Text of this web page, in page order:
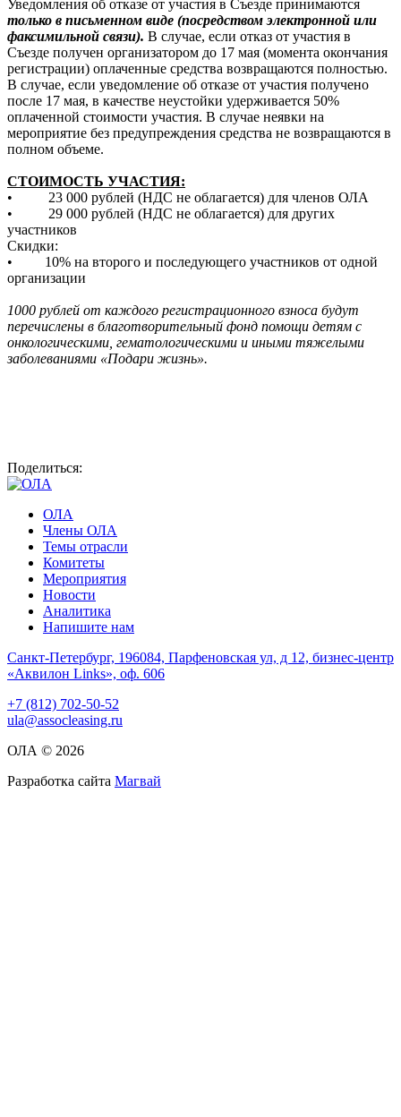
Уведомления об отказе от участия в Съезде принимаются
только в письменном виде (посредством электронной или
факсимильной связи). В случае, если отказ от участия в
Съезде получен организатором до 17 мая (момента окончания
регистрации) оплаченные средства возвращаются полностью.
В случае, если уведомление об отказе от участия получено
после 17 мая, в качестве неустойки удерживается 50%
оплаченной стоимости участия. В случае неявки на
мероприятие без предупреждения средства не возвращаются в
полном объеме.
СТОИМОСТЬ УЧАСТИЯ:
•
23 000 рублей (НДС не облагается) для членов ОЛА
•
29 000 рублей (НДС не облагается) для других
участников
Скидки:
•
10% на второго и последующего участников от одной
организации
1000 рублей от каждого регистрационного взноса будут
перечислены в благотворительный фонд помощи детям с
онкологическими, гематологическими и иными тяжелыми
заболеваниями «Подари жизнь».
Поделиться:
ОЛА
Члены ОЛА
Темы отрасли
Комитеты
Мероприятия
Новости
Аналитика
Напишите нам
Санкт-Петербург, 196084, Парфеновская ул, д 12, бизнес-центр
«Аквилон Links», оф. 606
+7 (812) 702-50-52
ula@assocleasing.ru
ОЛА © 2026
Разработка сайта Магвай